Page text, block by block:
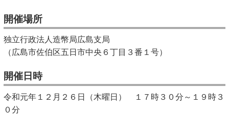
開催場所
独立行政法人造幣局広島支局
（広島市佐伯区五日市中央６丁目３番１号）
開催日時
令和元年１２月２６日（木曜日） １７時３０分～１９時３
０分